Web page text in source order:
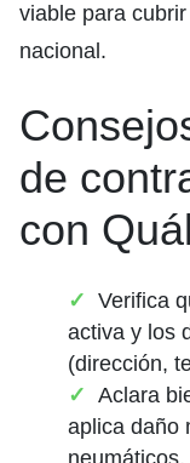
viable para
nacional.
de
con
Verifica
activa y los
(dirección,
Aclara
aplica daño